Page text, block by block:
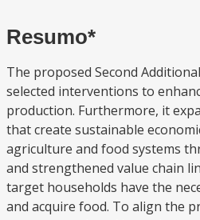
Resumo*
The proposed Second
selected interventions to
production. Furthermore, it
that create sustainable
agriculture and food systems
and strengthened value chain
target households have the
and acquire food. To align the